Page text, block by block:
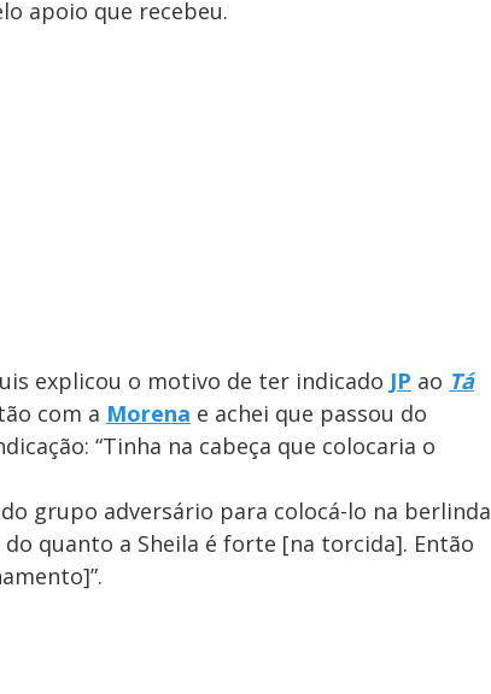
apoio que recebeu.
explicou o motivo de ter indicado JP ao Tá
com a Morena e achei que passou do
“Tinha na cabeça que colocaria o
grupo adversário para colocá-lo na berlinda
quanto a Sheila é forte [na torcida]. Então